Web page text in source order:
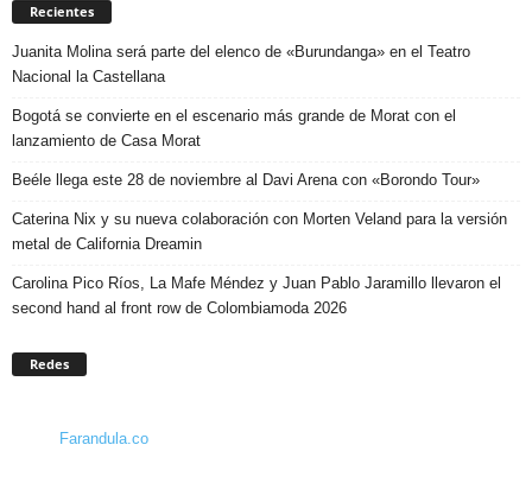
Recientes
Juanita Molina será parte del elenco de «Burundanga» en el Teatro
Nacional la Castellana
Bogotá se convierte en el escenario más grande de Morat con el
lanzamiento de Casa Morat
Beéle llega este 28 de noviembre al Davi Arena con «Borondo Tour»
Caterina Nix y su nueva colaboración con Morten Veland para la versión
metal de California Dreamin
Carolina Pico Ríos, La Mafe Méndez y Juan Pablo Jaramillo llevaron el
second hand al front row de Colombiamoda 2026
Redes
Farandula.co